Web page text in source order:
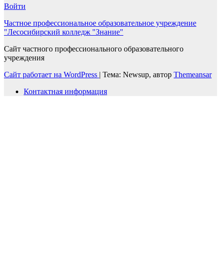
Войти
Частное профессиональное образовательное учреждение
"Лесосибирский колледж "Знание"
Сайт частного профессионального образовательного
учреждения
Сайт работает на WordPress | Тема: Newsup, автор Themeansar
Контактная информация